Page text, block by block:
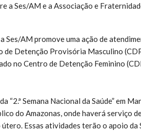
a Ses/AM e a Associação e
Ses/AM promove uma ação de
de Detenção Provisória Masculino
no Centro de Detenção Feminino
“2.ª Semana Nacional da Saúde” em
do Amazonas, onde haverá serviço
Essas atividades terão o apoio da